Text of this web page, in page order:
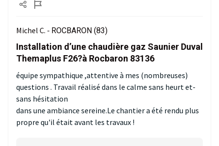
Michel C. - ROCBARON (83)
Installation d’une chaudière gaz Saunier Duval
Themaplus F26?à Rocbaron 83136
équipe sympathique ,attentive à mes (nombreuses)
questions . Travail réalisé dans le calme sans heurt et-
sans hésitation
dans une ambiance sereine.Le chantier a été rendu plus
propre qu'il était avant les travaux !